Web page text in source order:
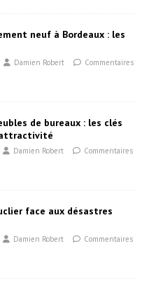
neuf à Bordeaux : les
Damien Robert
Commentaires
de bureaux : les clés
Damien Robert
Commentaires
face aux désastres
Damien Robert
Commentaires